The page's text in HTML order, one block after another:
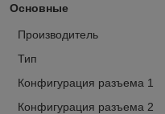
Основные
Производитель
Тип
Конфигурация разъема 1
Конфигурация разъема 2